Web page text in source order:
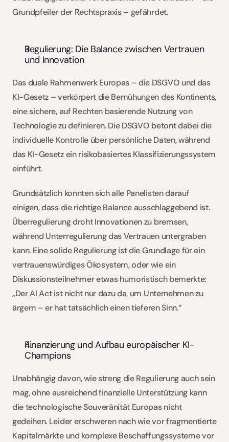
Grundpfeiler der Rechtspraxis – gefährdet.
Regulierung: Die Balance zwischen Vertrauen
und Innovation
Das duale Rahmenwerk Europas – die DSGVO und das
KI-Gesetz – verkörpert die Bemühungen des Kontinents,
eine sichere, auf Rechten basierende Nutzung von
Technologie zu definieren. Die DSGVO betont dabei die
individuelle Kontrolle über persönliche Daten, während
das KI-Gesetz ein risikobasiertes Klassifizierungssystem
einführt.
Grundsätzlich konnten sich alle Panelisten darauf
einigen, dass die richtige Balance ausschlaggebend ist.
Überregulierung droht Innovationen zu bremsen,
während Unterregulierung das Vertrauen untergraben
kann. Eine solide Regulierung ist die Grundlage für ein
vertrauenswürdiges Ökosystem, oder wie ein
Diskussionsteilnehmer etwas humoristisch bemerkte:
„Der AI Act ist nicht nur dazu da, um Unternehmen zu
ärgern – er hat tatsächlich einen tieferen Sinn.“
Finanzierung und Aufbau europäischer KI-
Champions
Unabhängig davon, wie streng die Regulierung auch sein
mag, ohne ausreichend finanzielle Unterstützung kann
die technologische Souveränität Europas nicht
gedeihen. Leider erschweren nach wie vor fragmentierte
Kapitalmärkte und komplexe Beschaffungssysteme vor